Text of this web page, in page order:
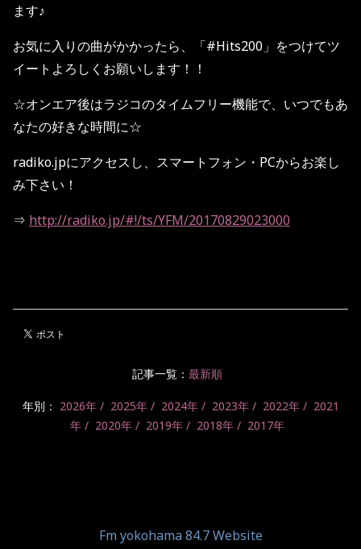
ます♪
お気に入りの曲がかかったら、「#Hits200 」をつけてツ
イートよろしくお願いします！！
☆オンエア後はラジコのタイムフリー機能で、いつでもあ
なたの好きな時間に☆
radiko.jpにアクセスし、スマートフォン・ PCからお楽し
み下さい！
⇒ http://radiko.jp/#!/ts/YFM/20170829023000
記事一覧： 最新順
年別： 2026年 2025年 2024年 2023年 2022年
2021
年
2020年 2019年 2018年 2017年
Fm yokohama 84.7 Website